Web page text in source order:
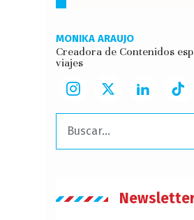
MONIKA ARAUJO
Creadora de Contenidos
viajes
Buscar: